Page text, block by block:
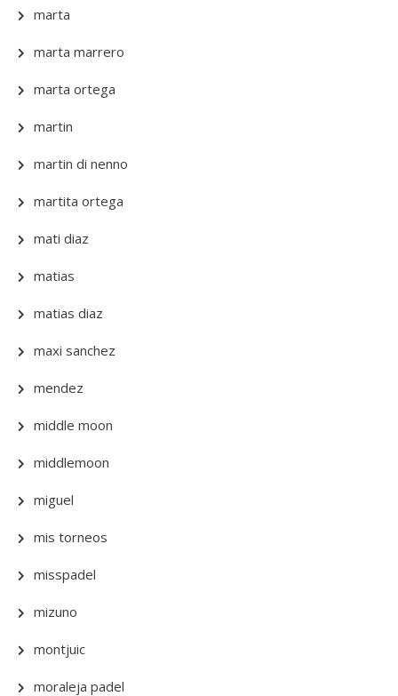
marta
marta marrero
marta ortega
martin
martin di nenno
martita ortega
mati diaz
matias
matias diaz
maxi sanchez
mendez
middle moon
middlemoon
miguel
mis torneos
misspadel
mizuno
montjuic
moraleja padel